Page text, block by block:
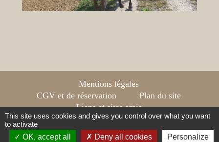
Mentions légales
CGV et de réservation
Plan du site
Liens et sites amis
A faire aux alentours
This site uses cookies and gives you control over what you want
to activate
OK, accept all
Deny all cookies Personalize